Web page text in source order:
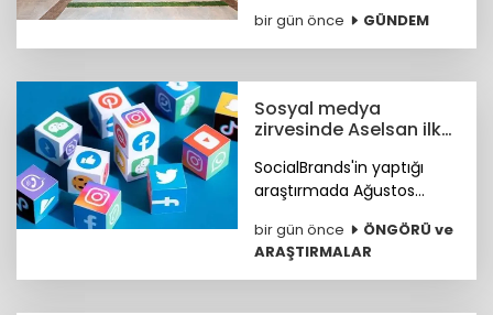
depremlerinin ardından
yeniden inşa edilen yeni
törenle hizmete açıldı.
bir gün önce GÜNDEM
Sosyal medya
zirvesinde Aselsan ilk
SocialBrands'in yaptığı
araştırmada Ağustos
üçü Aselsan, MKE ve tabii
oldu.
bir gün önce
ÖNGÖRÜ ve
ARAŞTIRMALAR